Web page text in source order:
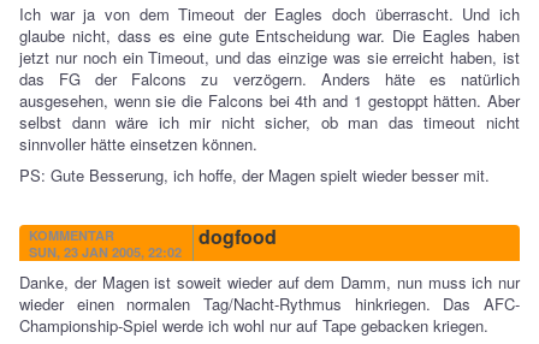
Ich war ja von dem Timeout der Eagles doch überrascht. Und ich
glaube nicht, dass es eine gute Entscheidung war. Die Eagles haben
jetzt nur noch ein Timeout, und das einzige was sie erreicht haben, ist
das FG der Falcons zu verzögern. Anders häte es natürlich
ausgesehen, wenn sie die Falcons bei 4th and 1 gestoppt hätten. Aber
selbst dann wäre ich mir nicht sicher, ob man das timeout nicht
sinnvoller hätte einsetzen können.
PS: Gute Besserung, ich hoffe, der Magen spielt wieder besser mit.
KOMMENTAR
SUN, 23 JAN 2005, 22:02
dogfood
Danke, der Magen ist soweit wieder auf dem Damm, nun muss ich nur
wieder einen normalen Tag/Nacht-Rythmus hinkriegen. Das AFC-
Championship-Spiel werde ich wohl nur auf Tape gebacken kriegen.